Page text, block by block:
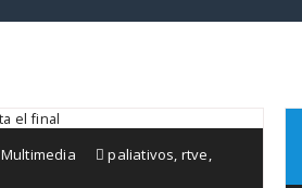
Multimedia paliativos, rtve,